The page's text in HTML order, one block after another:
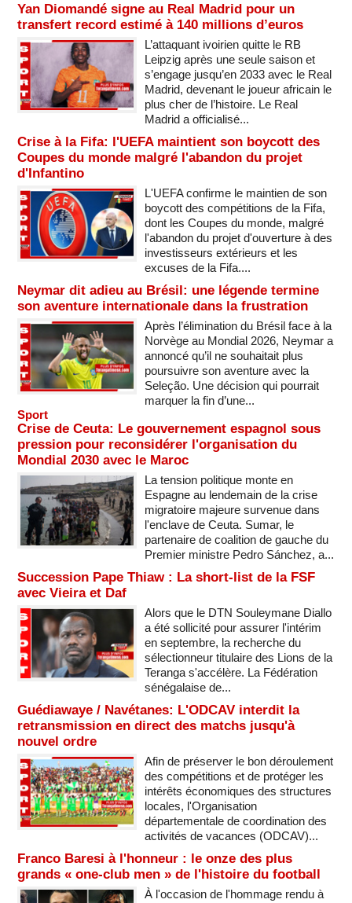
Yan Diomandé signe au Real Madrid pour un
transfert record estimé à 140 millions d’euros
L’attaquant ivoirien quitte le RB
Leipzig après une seule saison et
s’engage jusqu’en 2033 avec le Real
Madrid, devenant le joueur africain le
plus cher de l’histoire. Le Real
Madrid a officialisé...
Crise à la Fifa: l'UEFA maintient son boycott des
Coupes du monde malgré l'abandon du projet
d'Infantino
L'UEFA confirme le maintien de son
boycott des compétitions de la Fifa,
dont les Coupes du monde, malgré
l'abandon du projet d'ouverture à des
investisseurs extérieurs et les
excuses de la Fifa....
Neymar dit adieu au Brésil: une légende termine
son aventure internationale dans la frustration
Après l’élimination du Brésil face à la
Norvège au Mondial 2026, Neymar a
annoncé qu’il ne souhaitait plus
poursuivre son aventure avec la
Seleção. Une décision qui pourrait
marquer la fin d’une...
Sport
Crise de Ceuta: Le gouvernement espagnol sous
pression pour reconsidérer l'organisation du
Mondial 2030 avec le Maroc
La tension politique monte en
Espagne au lendemain de la crise
migratoire majeure survenue dans
l'enclave de Ceuta. Sumar, le
partenaire de coalition de gauche du
Premier ministre Pedro Sánchez, a...
Succession Pape Thiaw : La short-list de la FSF
avec Vieira et Daf
Alors que le DTN Souleymane Diallo
a été sollicité pour assurer l'intérim
en septembre, la recherche du
sélectionneur titulaire des Lions de la
Teranga s'accélère. La Fédération
sénégalaise de...
Guédiawaye / Navétanes: L'ODCAV interdit la
retransmission en direct des matchs jusqu'à
nouvel ordre
Afin de préserver le bon déroulement
des compétitions et de protéger les
intérêts économiques des structures
locales, l'Organisation
départementale de coordination des
activités de vacances (ODCAV)...
Franco Baresi à l'honneur : le onze des plus
grands « one-club men » de l'histoire du football
À l'occasion de l'hommage rendu à